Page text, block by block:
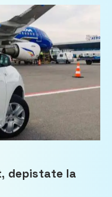
depistate la